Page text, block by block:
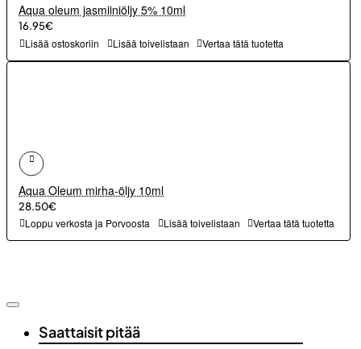
Aqua oleum jasmiiniöljy 5% 10ml
16.95€
Lisää ostoskoriin Lisää toivelistaan Vertaa tätä tuotetta
Aqua Oleum mirha-öljy 10ml
28.50€
Loppu verkosta ja Porvoosta Lisää toivelistaan Vertaa tätä tuotetta
Saattaisit pitää